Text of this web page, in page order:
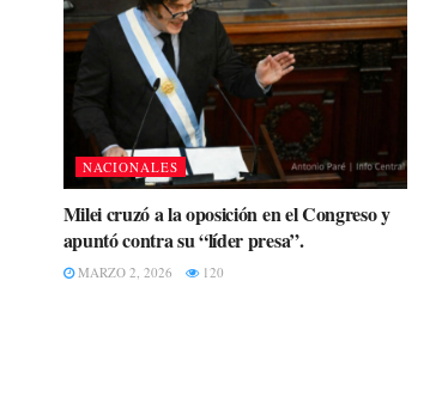
NACIONALES
Milei cruzó a la oposición en el Congreso y
apuntó contra su “líder presa”.
MARZO 2, 2026 120